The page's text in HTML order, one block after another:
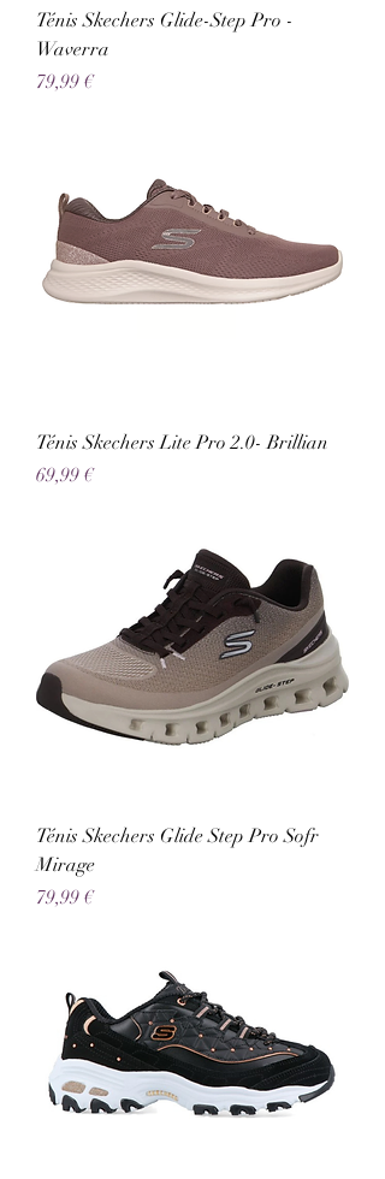
Ténis Skechers Glide-Step Pro -
Waverra
Preço
79,99 €
Ténis Skechers Lite Pro 2.0- Brillian
Preço
69,99 €
Ténis Skechers Glide Step Pro Sofr
Mirage
Preço
79,99 €